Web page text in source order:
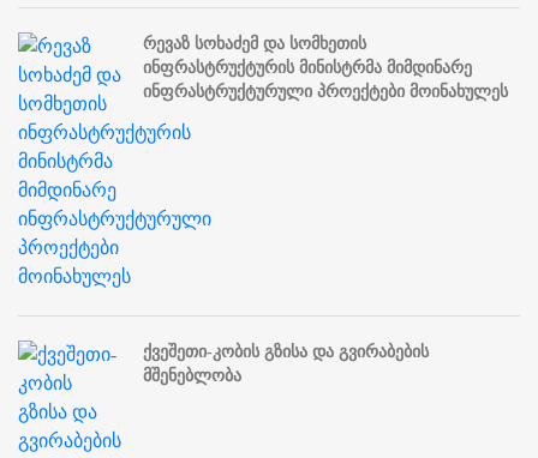
რევაზ სოხაძემ და სომხეთის
ინფრასტრუქტურის მინისტრმა მიმდინარე
ინფრასტრუქტურული პროექტები მოინახულეს
ქვეშეთი-კობის გზისა და გვირაბების
მშენებლობა